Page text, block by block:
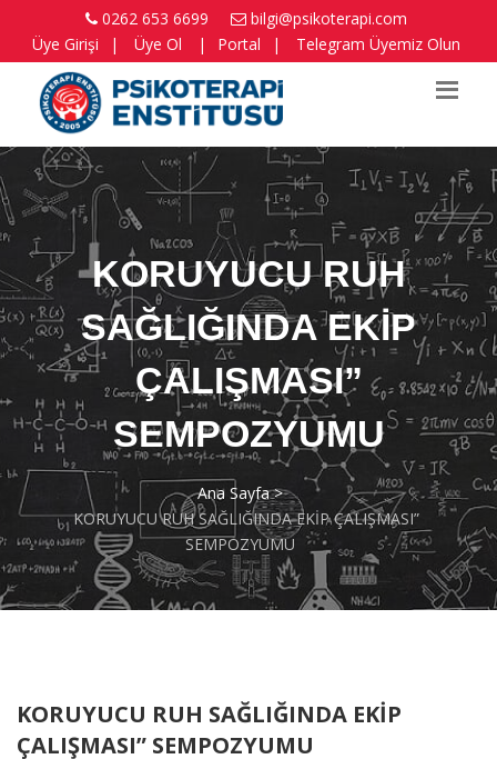
0262 653 6699
bilgi@psikoterapi.com
Üye Girişi
| Üye Ol | Portal | Telegram Üyemiz Olun
KORUYUCU RUH
SAĞLIĞINDA EKİP
ÇALIŞMASI”
SEMPOZYUMU
Ana Sayfa >
KORUYUCU RUH SAĞLIĞINDA EKİP ÇALIŞMASI”
SEMPOZYUMU
KORUYUCU RUH SAĞLIĞINDA EKİP
ÇALIŞMASI” SEMPOZYUMU